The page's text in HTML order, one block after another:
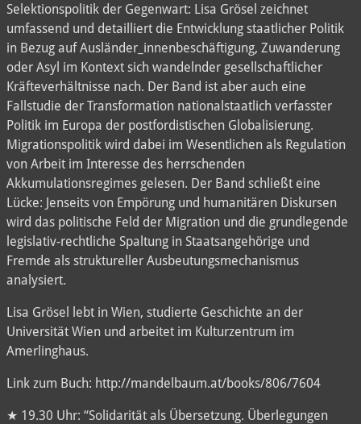
Selektionspolitik der Gegenwart: Lisa Grösel zeichnet
umfassend und detailliert die Entwicklung staatlicher Politik
in Bezug auf Ausländer_innenbeschäftigung, Zuwanderung
oder Asyl im Kontext sich wandelnder gesellschaftlicher
Kräfteverhältnisse nach. Der Band ist aber auch eine
Fallstudie der Transformation nationalstaatlich verfasster
Politik im Europa der postfordistischen Globalisierung.
Migrationspolitik wird dabei im Wesentlichen als Regulation
von Arbeit im Interesse des herrschenden
Akkumulationsregimes gelesen. Der Band schließt eine
Lücke: Jenseits von Empörung und humanitären Diskursen
wird das politische Feld der Migration und die grundlegende
legislativ-rechtliche Spaltung in Staatsangehörige und
Fremde als struktureller Ausbeutungsmechanismus
analysiert.
Lisa Grösel lebt in Wien, studierte Geschichte an der
Universität Wien und arbeitet im Kulturzentrum im
Amerlinghaus.
Link zum Buch: http://mandelbaum.at/books/806/7604
★ 19.30 Uhr: “Solidarität als Übersetzung. Überlegungen